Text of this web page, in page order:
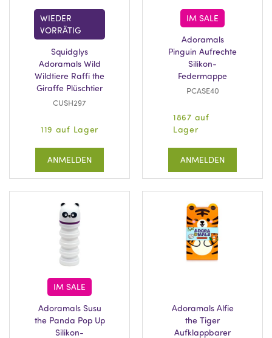
WIEDER
VORRÄTIG
Squidglys
Adoramals Wild
Wildtiere Raffi the
Giraffe Plüschtier
CUSH297
119 auf Lager
ANMELDEN
IM SALE
Adoramals
Pinguin Aufrechte
Silikon-
Federmappe
PCASE40
1867 auf
Lager
ANMELDEN
IM SALE
Adoramals Susu
the Panda Pop Up
Silikon-
Adoramals Alfie
the Tiger
Aufklappbarer